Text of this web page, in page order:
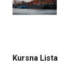
Kursna Lista